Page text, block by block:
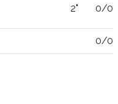
2" 0/0
0/0